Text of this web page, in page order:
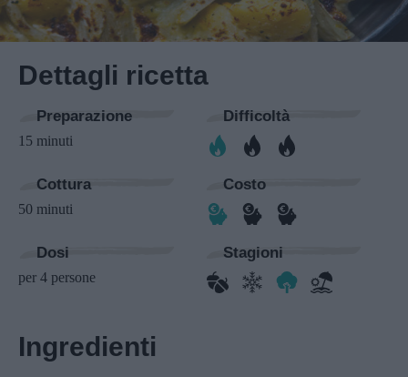
Dettagli ricetta
Preparazione
15 minuti
Difficoltà
Cottura
50 minuti
Costo
Dosi
per 4 persone
Stagioni
Ingredienti